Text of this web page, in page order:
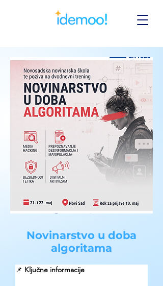
Novinarstvo u doba
algoritama
📌 Ključne informacije